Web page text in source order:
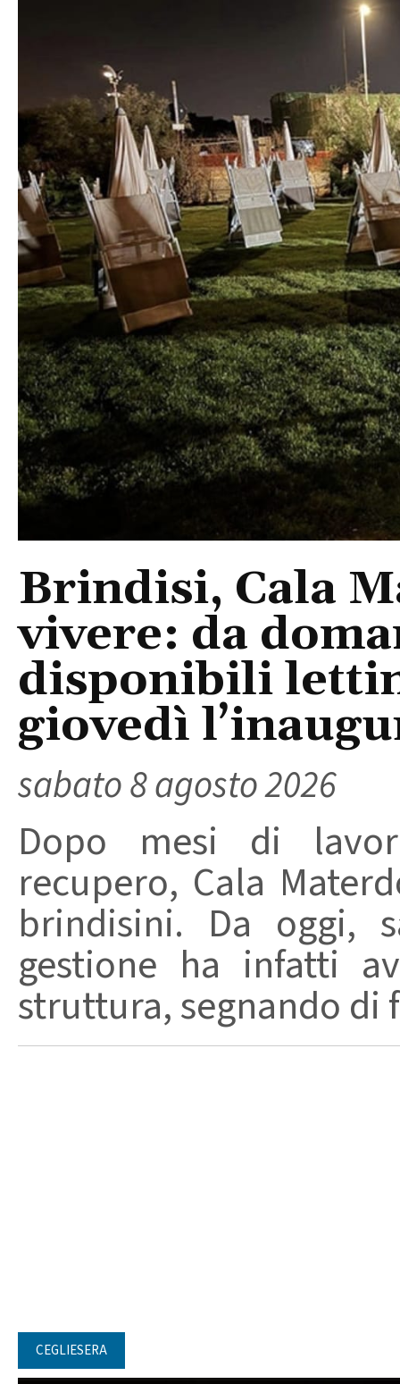
Brindisi, Cala
vivere: da
disponibili
giovedì
sabato 8 agosto 2026
Dopo mesi di
recupero, Cala
brindisini. Da oggi,
gestione ha infatti
struttura, segnando di
CEGLIESERA